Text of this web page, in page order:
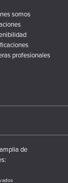
somos
profesionales
de